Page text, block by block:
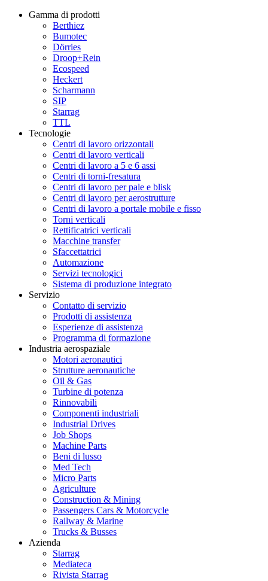
Gamma di prodotti
Berthiez
Bumotec
Dörries
Droop+Rein
Ecospeed
Heckert
Scharmann
SIP
Starrag
TTL
Tecnologie
Centri di lavoro orizzontali
Centri di lavoro verticali
Centri di lavoro a 5 e 6 assi
Centri di torni-fresatura
Centri di lavoro per pale e blisk
Centri di lavoro per aerostrutture
Centri di lavoro a portale mobile e fisso
Torni verticali
Rettificatrici verticali
Macchine transfer
Sfaccettatrici
Automazione
Servizi tecnologici
Sistema di produzione integrato
Servizio
Contatto di servizio
Prodotti di assistenza
Esperienze di assistenza
Programma di formazione
Industria aerospaziale
Motori aeronautici
Strutture aeronautiche
Oil & Gas
Turbine di potenza
Rinnovabili
Componenti industriali
Industrial Drives
Job Shops
Machine Parts
Beni di lusso
Med Tech
Micro Parts
Agriculture
Construction & Mining
Passengers Cars & Motorcycle
Railway & Marine
Trucks & Busses
Azienda
Starrag
Mediateca
Rivista Starrag